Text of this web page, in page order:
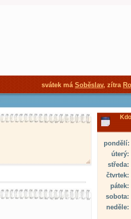
pondělí:
úterý:
středa:
čtvrtek:
pátek:
sobota:
neděle:
svátek má Soběslav, zítra